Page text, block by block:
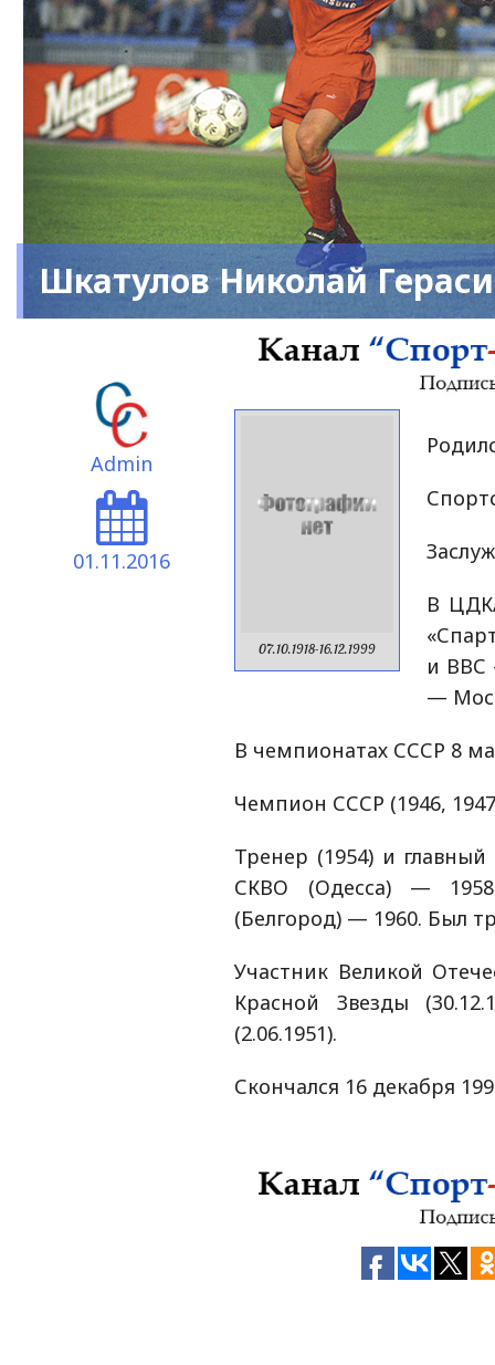
Шкатулов Николай
Admin
01.11.2016
07.10.1918-16.12.1999
В
и ВВС
—
В чемпионатах СССР 8
Чемпион СССР (1946,
Тренер (1954) и
СКВО (Одесса) —
(Белгород) — 1960. Был
Участник Великой
Красной Звезды
(2.06.1951).
Скончался 16 декабря